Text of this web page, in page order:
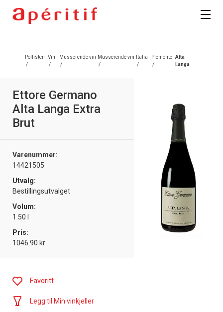
Pollisten
/
Vin
/
Musserende vin
/
Musserende vin
/
Italia
/
Piemonte
/
Alta
Langa
Ettore Germano
Alta Langa Extra
Brut
Varenummer:
14421505
Utvalg:
Bestillingsutvalget
Volum:
1.50 l
Pris:
1046.90 kr
Favoritt
Legg til Min vinkjeller